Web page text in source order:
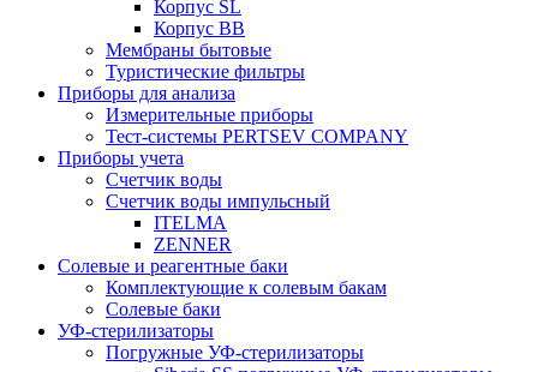
Корпус SL
Корпус ВВ
Мембраны бытовые
Туристические фильтры
Приборы для анализа
Измерительные приборы
Тест-системы PERTSEV COMPANY
Приборы учета
Счетчик воды
Счетчик воды импульсный
ITELMA
ZENNER
Солевые и реагентные баки
Комплектующие к солевым бакам
Солевые баки
УФ-стерилизаторы
Погружные УФ-стерилизаторы